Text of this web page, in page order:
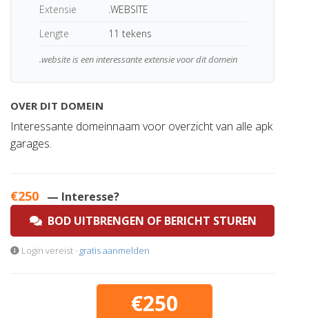
Extensie
.WEBSITE
Lengte
11 tekens
.website is een interessante extensie voor dit domein
OVER DIT DOMEIN
Interessante domeinnaam voor overzicht van alle apk
garages.
€250 — Interesse?
BOD UITBRENGEN OF BERICHT STUREN
Login vereist · gratis aanmelden
€250